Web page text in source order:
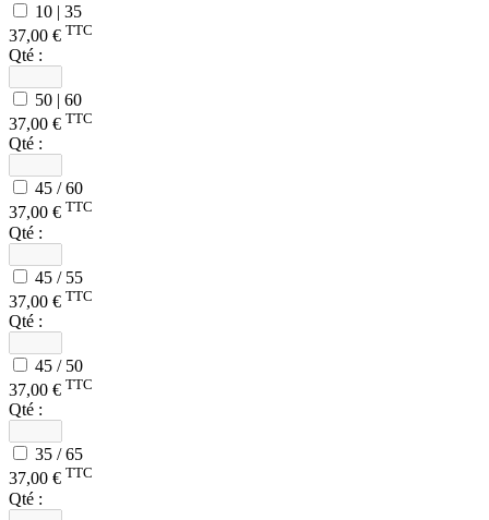
10 | 35
37,00 € TTC
Qté :
50 | 60
37,00 € TTC
Qté :
45 / 60
37,00 € TTC
Qté :
45 / 55
37,00 € TTC
Qté :
45 / 50
37,00 € TTC
Qté :
35 / 65
37,00 € TTC
Qté :